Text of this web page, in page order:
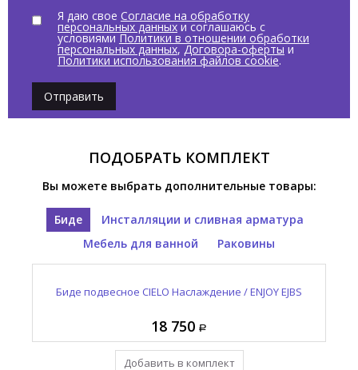
Я даю свое Согласие на обработку
персональных данныхи соглашаюсь с
условиями Политики в отношении обработки
персональных данных, Договора-оферты и
Политики использования файлов cookie.
Отправить
ПОДОБРАТЬ КОМПЛЕКТ
Вы можете выбрать дополнительные товары:
Биде
Инсталляции и сливная арматура
Мебель для ванной
Раковины
Биде подвесное CIELO Наслаждение / ENJOY EJBS
18 750
Добавить в комплект
Выпуск для раковины с керамической накладкой
12 965
Уже в комплекте
Зеркало овальное CIELO И Катини / I CATINI CASPO
95 410
Уже в комплекте
Раковина полувстраиваемая CIELO Наслаждение /
55 055
Уже в комплекте